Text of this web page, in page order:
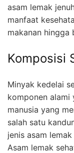
asam lemak
manfaat
makanan hingga
Komposisi
Minyak kedelai
komponen alami
manusia yang
salah satu
jenis asam
Asam lemak